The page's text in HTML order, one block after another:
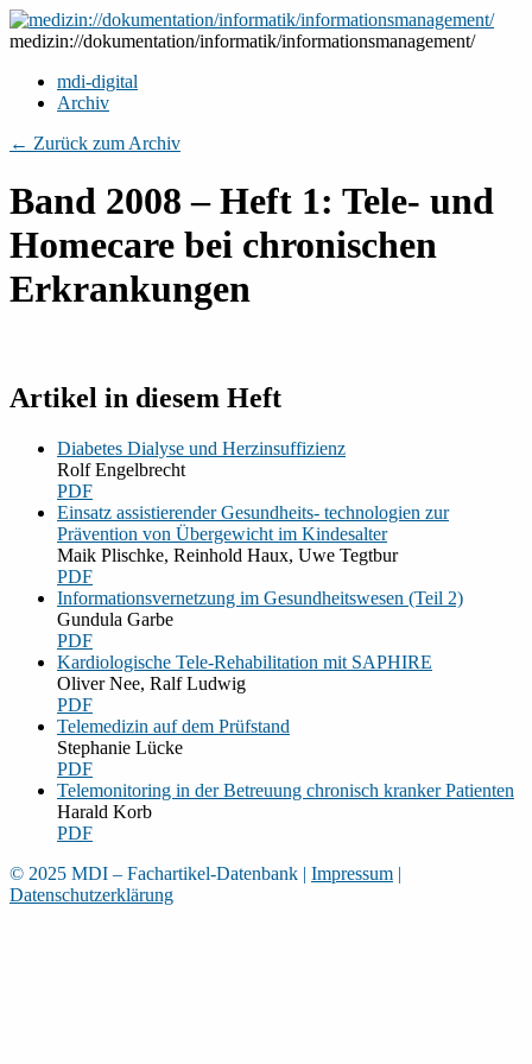
Zum
Inhalt
medizin://dokumentation/informatik/informationsmanagement/
mdi-digital
Archiv
← Zurück zum Archiv
Band 2008 – Heft 1: Tele- und
Homecare bei chronischen
Erkrankungen
Artikel in diesem Heft
Diabetes Dialyse und Herzinsuffizienz
Rolf Engelbrecht
PDF
Einsatz assistierender Gesundheits- technologien zur
Prävention von Übergewicht im Kindesalter
Maik Plischke, Reinhold Haux, Uwe Tegtbur
PDF
Informationsvernetzung im Gesundheitswesen (Teil 2)
Gundula Garbe
PDF
Kardiologische Tele-Rehabilitation mit SAPHIRE
Oliver Nee, Ralf Ludwig
PDF
Telemedizin auf dem Prüfstand
Stephanie Lücke
PDF
Telemonitoring in der Betreuung chronisch kranker Patienten
Harald Korb
PDF
© 2025 MDI – Fachartikel-Datenbank | Impressum |
Datenschutzerklärung